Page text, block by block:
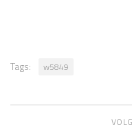
Tags: w5849